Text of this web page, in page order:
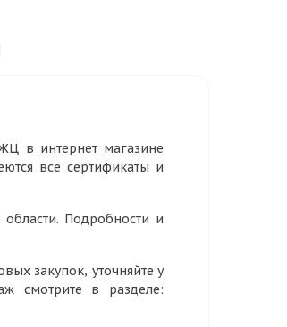
в интернет магазине
все сертификаты и
Подробности и
закупок, уточняйте у
смотрите в разделе: